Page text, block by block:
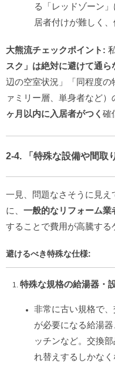
る「レッドゾーン
居者付けが難しく、
大熊流チェックポイント:
スク」 は絶対に避けて通ら
辺の空室状況」「同程度
ァミリー層、単身者など）
ヶ月以内に入居者がつく 確
2-4. 「特殊な設備や間取
一見、問題なさそうに見え
に、 一般的なリフォーム業
することで費用が高騰する
避けるべき特殊な仕様:
特殊な規格の給湯器・
非常に古い規格で
が必要になる給湯
ッチンなど。交換
れ替えするしかなく